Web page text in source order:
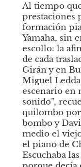
Al tiempo
prestaciones
formación
Yamaha, sin
escollo: la
de cada
Girán y en
Miguel
escenario en
sonido”,
quilombo
bombo y
medio el
el piano de
Escuchaba